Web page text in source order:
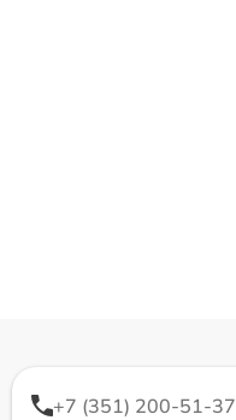
+7 (351) 200-51-37